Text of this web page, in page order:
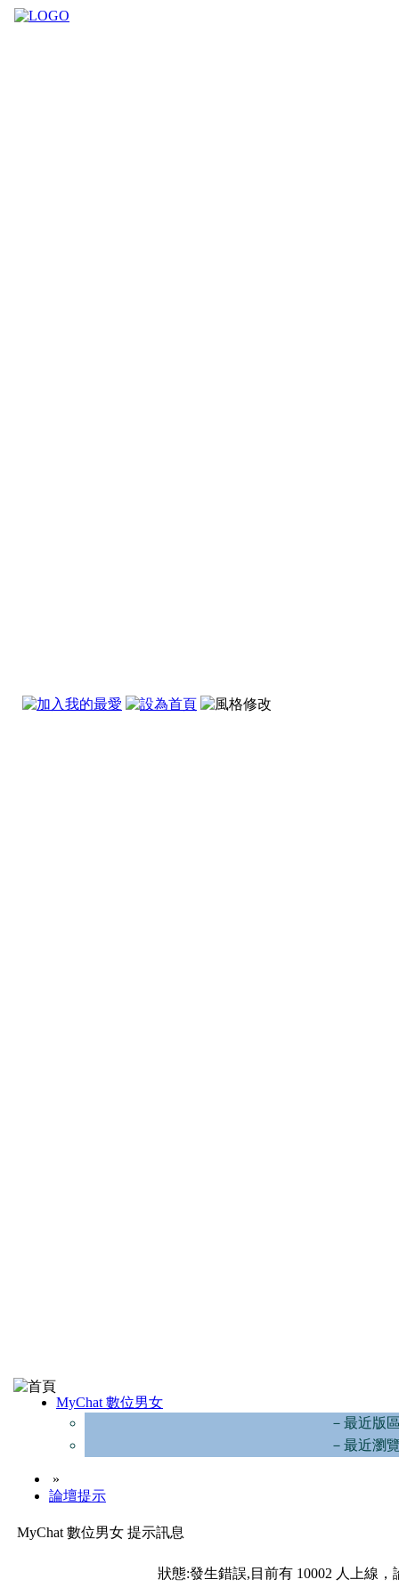
MyChat 數位男女
－最近版
－最近瀏
»
論壇提示
MyChat 數位男女 提示訊息
狀態:發生錯誤,目前有 10002 人上線